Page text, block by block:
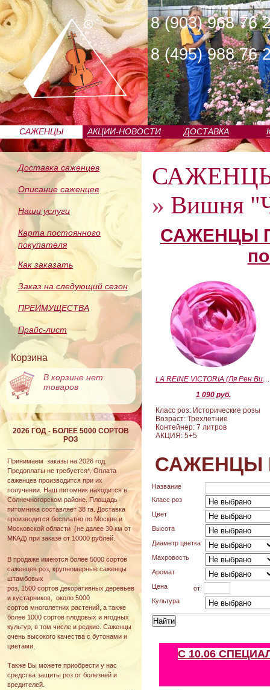
8 (903) 968 76
8 (495) 988 76
САЖЕНЦЫ
ПИТОМНИКА
АКЦИИ-НОВОСТИ ДОСТАВКА
Доставка саженцев
Описание саженцев
Наши услуги
Карта постоянного
покупателя
Как заказать
Заказ на следующий сезон
ПРЕИМУЩЕСТВА
Прайс-лист
Корзина
В корзине нет
товаров
2026 ГОД - БОЛЕЕ 5000 СОРТОВ
РОЗ
Принимаем заказы на 2026 год.
Предоплаты не требуется*. Оплата
саженцев производится при их
получении. Наш питомник находится в
Солнечногорском районе. Площадь
питомника составляет 38 га. Доставка
производится бесплатно по Москве и
Московской области (не далее 30 км от
МКАД) при заказе от 10000 рублей.
В продаже имеются более 5000 сортов
саженцев роз, крупномерные саженцы
штамбовых
роз, 1500 сортов декоративных деревьев
и кустарников, около 5000
сортов многолетних растений, а также
более 1000 сортов плодовых и ягодных
культур, в том числе и редкие. Саженцы
очень высокого качества с бутонами и
цветами.
Также Вы можете приобрести у нас
средства защиты роз от болезней и
вредителей.
» Вишня
САЖЕНЦЫ
LA REINE VICTORIA (Ля Рен Виктория)
1 090 руб.
Класс роз: Исторические розы
Возраст: Трехлетние
Контейнер: 7 литров
АКЦИЯ: 5+5
САЖЕНЦЫ
Название
Класс роз
Цвет
Высота
Диаметр цветка
Махровость
Аромат
Цена
от:
Культура
С 10.06